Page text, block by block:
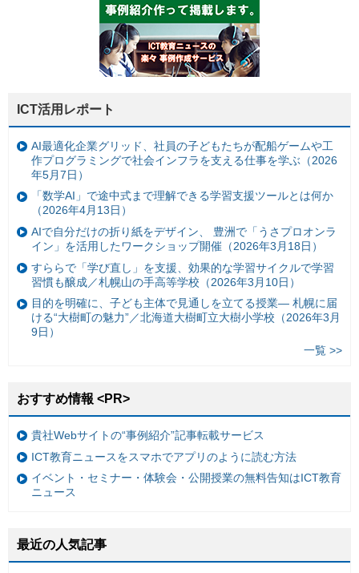
ICT活用レポート
AI最適化企業グリッド、社員の子どもたちが配船ゲームや工
作プログラミングで社会インフラを支える仕事を学ぶ（2026
年5月7日）
「数学AI」で途中式まで理解できる学習支援ツールとは何か
（2026年4月13日）
AIで自分だけの折り紙をデザイン、 豊洲で「うさプロオンラ
イン」を活用したワークショップ開催（2026年3月18日）
すららで「学び直し」を支援、効果的な学習サイクルで学習
習慣も醸成／札幌山の手高等学校（2026年3月10日）
目的を明確に、子ども主体で見通しを立てる授業— 札幌に届
ける“大樹町の魅力”／北海道大樹町立大樹小学校（2026年3月
9日）
一覧 >>
おすすめ情報 <PR>
貴社Webサイトの“事例紹介”記事転載サービス
ICT教育ニュースをスマホでアプリのように読む方法
イベント・セミナー・体験会・公開授業の無料告知はICT教育
ニュース
最近の人気記事